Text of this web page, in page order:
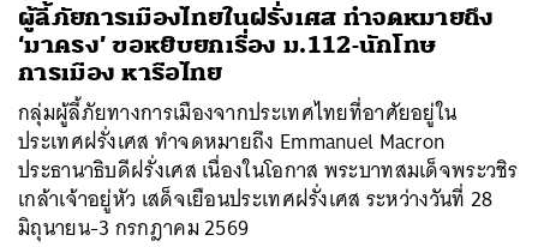
ผู้ลี้ภัยการเมืองไทยในฝรั่งเศส ทำจดหมายถึง
‘มาครง’ ขอหยิบยกเรื่อง ม.112-นักโทษ
การเมือง หารือไทย
กลุ่มผู้ลี้ภัยทางการเมืองจากประเทศไทยที่อาศัยอยู่ใน
ประเทศฝรั่งเศส ทำจดหมายถึง Emmanuel Macron
ประธานาธิบดีฝรั่งเศส เนื่องในโอกาส พระบาทสมเด็จพระวชิร
เกล้าเจ้าอยู่หัว เสด็จเยือนประเทศฝรั่งเศส ระหว่างวันที่ 28
มิถุนายน-3 กรกฎาคม 2569